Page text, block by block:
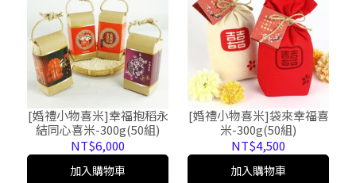
[婚禮小物喜米]幸福抱稻永
結同心喜米-300g(50組)
NT$6,000
加入購物車
[婚禮小物喜米]袋來幸福喜
米-300g(50組)
NT$4,500
加入購物車